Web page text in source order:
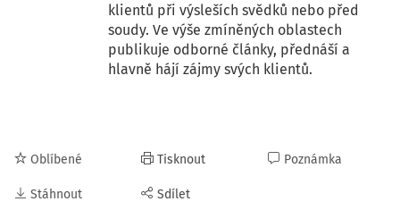
klientů při výsleších svědků nebo před
soudy. Ve výše zmíněných oblastech
publikuje odborné články, přednáší a
hlavně hájí zájmy svých klientů.
Oblíbené
Stáhnout
Tisknout
Sdílet
Poznámka